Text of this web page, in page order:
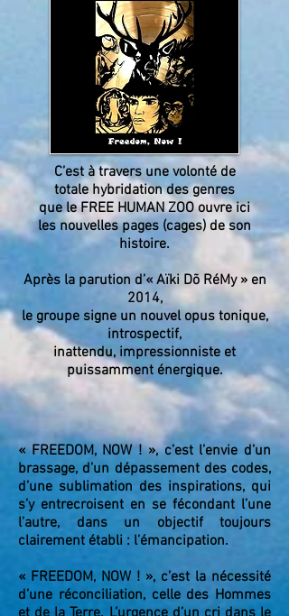
C’est à travers une volonté de
totale hybridation des genres
que le FREE HUMAN ZOO ouvre ici
les nouvelles pages (cages) de son
histoire.
Après la parution d’« Aïki Dõ RéMy » en
2014,
le groupe signe un nouvel opus tonique,
introspectif,
inattendu, impressionniste et
puissamment énergique.
« FREEDOM, NOW ! », c’est l’envie d’un
brassage, d’un dépassement des codes,
d’une sublimation des inspirations, qui
s’y entrecroisent en se fécondant l’une
l’autre, dans un objectif toujours
clairement établi : l’émancipation.
« FREEDOM, NOW ! », c’est la nécessité
d’une réconciliation, celle des Hommes